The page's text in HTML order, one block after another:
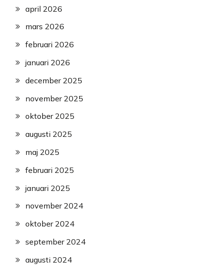
april 2026
mars 2026
februari 2026
januari 2026
december 2025
november 2025
oktober 2025
augusti 2025
maj 2025
februari 2025
januari 2025
november 2024
oktober 2024
september 2024
augusti 2024